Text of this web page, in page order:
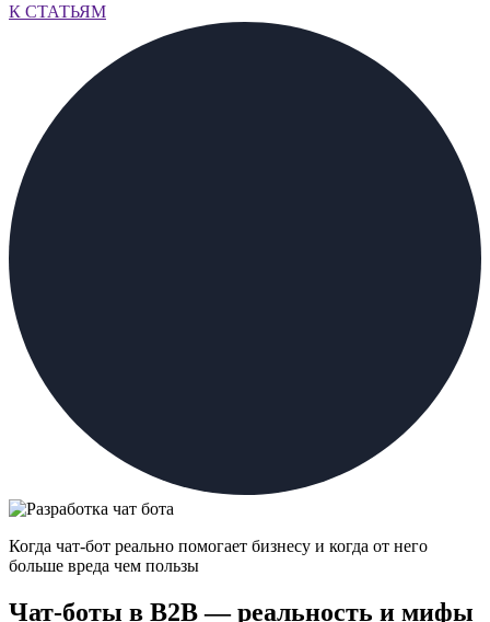
К СТАТЬЯМ
Когда чат-бот реально помогает бизнесу и когда от него
больше вреда чем пользы
Чат-боты в B2B — реальность и мифы